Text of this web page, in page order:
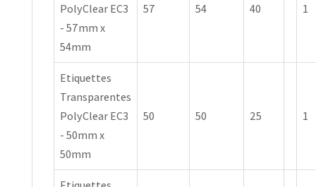
PolyClear EC3
- 57mm x
54mm
57 54 40 1
Etiquettes
Transparentes
PolyClear EC3
- 50mm x
50mm
50 50 25 1